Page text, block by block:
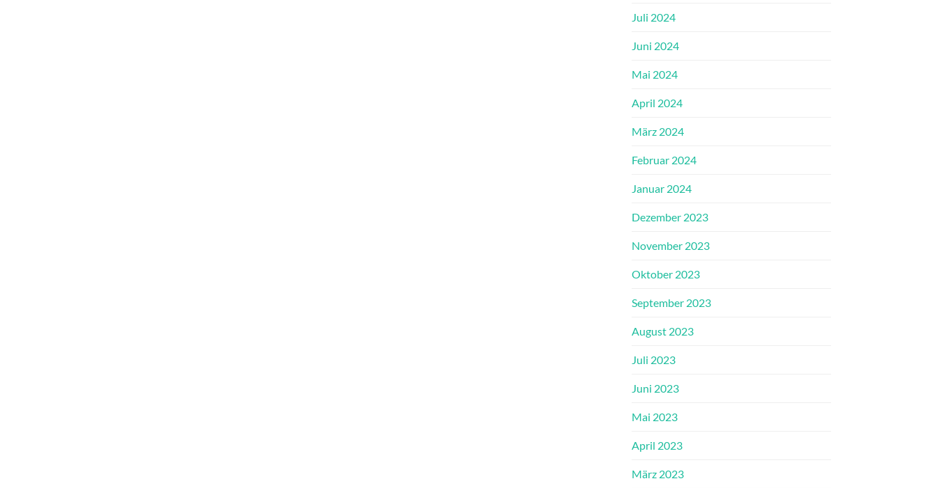
Juli 2024
Juni 2024
Mai 2024
April 2024
März 2024
Februar 2024
Januar 2024
Dezember 2023
November 2023
Oktober 2023
September 2023
August 2023
Juli 2023
Juni 2023
Mai 2023
April 2023
März 2023